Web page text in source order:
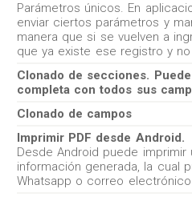
Parámetros únicos. En
enviar ciertos parámetros y
manera que si se vuelven a
que ya existe ese registro y
Clonado de secciones.
completa con todos sus
Clonado de campos
Imprimir PDF desde Android.
Desde Android puede imprimir
información generada, la cual
Whatsapp o correo electrónico